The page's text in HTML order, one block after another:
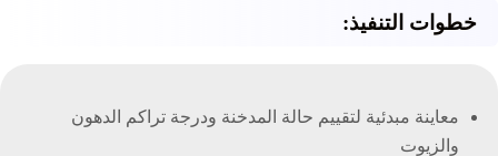
خطوات التنفيذ:
معاينة مبدئية لتقييم حالة المدخنة ودرجة تراكم الدهون
والزيوت